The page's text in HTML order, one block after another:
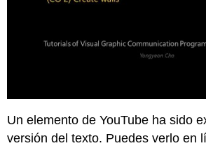
Un elemento de YouTube ha sido
versión del texto. Puedes verlo en